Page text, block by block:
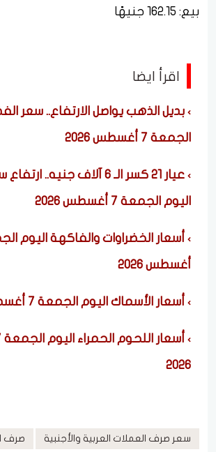
بيع: 162.15 جنيهًا
اقرأ ايضا
بديل الذهب يواصل الارتفاع.. سعر
الجمعة 7 أغسطس 2026
عيار 21 كسر الـ 6 آلاف جنيه..
اليوم الجمعة 7 أغسطس 2026
أغسطس 2026
أسعار الأسماك اليوم الجمعة 7 أغسطس 2026
2026
سعر صرف العملات العربية والأجنبية صرف